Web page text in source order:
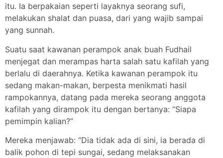
itu. Ia berpakaian seperti layaknya seorang sufi,
melakukan shalat dan puasa, dari yang wajib sampai
yang sunnah.
Suatu saat kawanan perampok anak buah Fudhail
menjegat dan merampas harta salah satu kafilah yang
berlalu di daerahnya. Ketika kawanan perampok itu
sedang makan-makan, berpesta menikmati hasil
rampokannya, datang pada mereka seorang anggota
kafilah yang dirampok itu dengan bertanya: “Siapa
pemimpin kalian?”
Mereka menjawab: “Dia tidak ada di sini, ia berada di
balik pohon di tepi sungai, sedang melaksanakan